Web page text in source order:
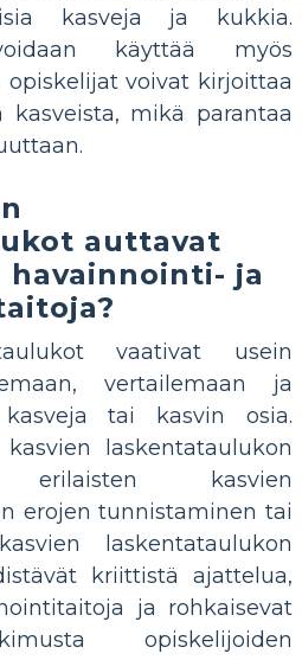
​​kasveja ja kukkia.
käyttää myös
opiskelijat voivat kirjoittaa
mikä parantaa
auttavat
ja
vaativat usein
vertailemaan ja
tai kasvin osia.
laskentataulukon
erilaisten kasvien
erojen tunnistaminen tai
laskentataulukon
kriittistä ajattelua,
ja rohkaisevat
opiskelijoiden